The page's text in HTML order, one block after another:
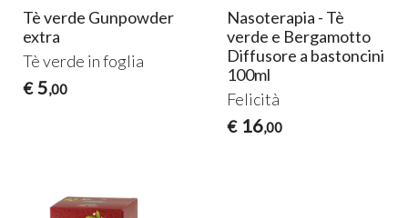
Tè verde Gunpowder
extra
Tè verde in foglia
€ 5,00
Nasoterapia - Tè
verde e Bergamotto
Diffusore a bastoncini
100ml
Felicità
€ 16,00